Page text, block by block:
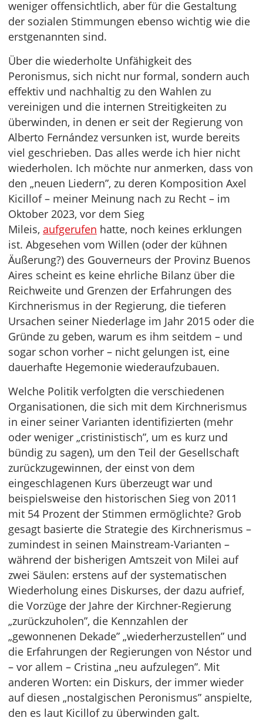
weniger offensichtlich, aber für die Gestaltung
der sozialen Stimmungen ebenso wichtig wie die
erstgenannten sind.
Über die wiederholte Unfähigkeit des
Peronismus, sich nicht nur formal, sondern auch
effektiv und nachhaltig zu den Wahlen zu
vereinigen und die internen Streitigkeiten zu
überwinden, in denen er seit der Regierung von
Alberto Fernández versunken ist, wurde bereits
viel geschrieben. Das alles werde ich hier nicht
wiederholen. Ich möchte nur anmerken, dass von
den „neuen Liedern”, zu deren Komposition Axel
Kicillof – meiner Meinung nach zu Recht – im
Oktober 2023, vor dem Sieg
Mileis, aufgerufen hatte, noch keines erklungen
ist. Abgesehen vom Willen (oder der kühnen
Äußerung?) des Gouverneurs der Provinz Buenos
Aires scheint es keine ehrliche Bilanz über die
Reichweite und Grenzen der Erfahrungen des
Kirchnerismus in der Regierung, die tieferen
Ursachen seiner Niederlage im Jahr 2015 oder die
Gründe zu geben, warum es ihm seitdem – und
sogar schon vorher – nicht gelungen ist, eine
dauerhafte Hegemonie wiederaufzubauen.
Welche Politik verfolgten die verschiedenen
Organisationen, die sich mit dem Kirchnerismus
in einer seiner Varianten identifizierten (mehr
oder weniger „cristinistisch”, um es kurz und
bündig zu sagen), um den Teil der Gesellschaft
zurückzugewinnen, der einst von dem
eingeschlagenen Kurs überzeugt war und
beispielsweise den historischen Sieg von 2011
mit 54 Prozent der Stimmen ermöglichte? Grob
gesagt basierte die Strategie des Kirchnerismus –
zumindest in seinen Mainstream-Varianten –
während der bisherigen Amtszeit von Milei auf
zwei Säulen: erstens auf der systematischen
Wiederholung eines Diskurses, der dazu aufrief,
die Vorzüge der Jahre der Kirchner-Regierung
„zurückzuholen”, die Kennzahlen der
„gewonnenen Dekade” „wiederherzustellen” und
die Erfahrungen der Regierungen von Néstor und
– vor allem – Cristina „neu aufzulegen”. Mit
anderen Worten: ein Diskurs, der immer wieder
auf diesen „nostalgischen Peronismus” anspielte,
den es laut Kicillof zu überwinden galt.